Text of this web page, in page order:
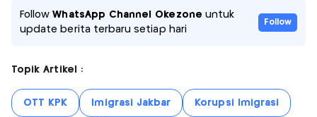
FollowWhatsApp Channel Okezone untuk
update berita terbaru setiap hari
Follow
Topik Artikel :
OTT KPK Imigrasi Jakbar Korupsi Imigrasi